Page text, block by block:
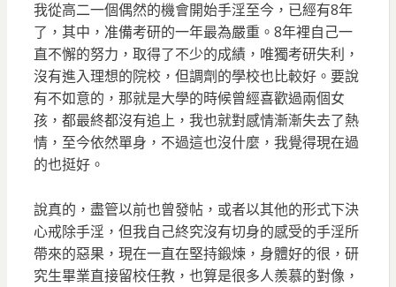
我從高二一個偶然的機會開始手淫至今，已經有8年
了，其中，准備考研的一年最為嚴重。8年裡自己一
直不懈的努力，取得了不少的成績，唯獨考研失利，
沒有進入理想的院校，但調劑的學校也比較好。要說
有不如意的，那就是大學的時候曾經喜歡過兩個女
孩，都最終都沒有追上，我也就對感情漸漸失去了熱
情，至今依然單身，不過這也沒什麼，我覺得現在過
的也挺好。
說真的，盡管以前也曾發帖，或者以其他的形式下決
心戒除手淫，但我自己終究沒有切身的感受的手淫所
帶來的惡果，現在一直在堅持鍛煉，身體好的很，研
究生畢業直接留校任教，也算是很多人羨慕的對像，